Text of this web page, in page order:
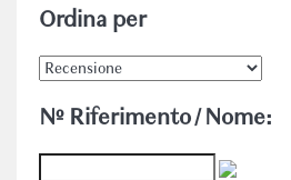
Ordina per
Nº Riferimento / Nome: